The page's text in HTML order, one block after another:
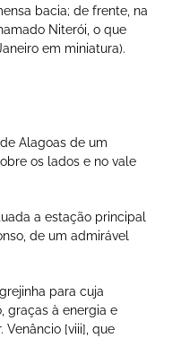
bacia; de frente, na
Niterói, o que
em miniatura).
Alagoas de um
os lados e no vale
a estação principal
de um admirável
para cuja
graças à energia e
Venâncio [viii], que